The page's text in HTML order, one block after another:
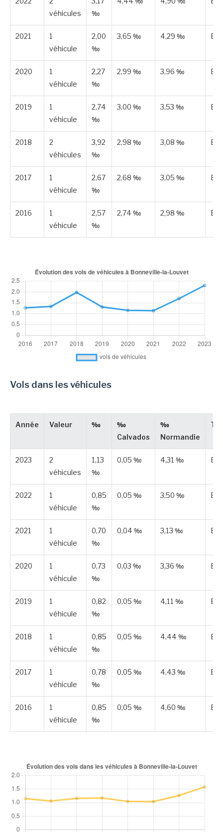
véhicules
‰
2021
1
véhicule
2,00
‰
3,65 ‰ 4,29 ‰
2020
1
véhicule
2,27
‰
2,99 ‰ 3,96 ‰
2019
1
véhicule
2,74
‰
3,00 ‰ 3,53 ‰
2018
2
véhicules
3,92
‰
2,98 ‰ 3,08 ‰
2017
1
véhicule
2,67
‰
2,68 ‰ 3,05 ‰
2016
1
véhicule
2,57
‰
2,74 ‰ 2,98 ‰
Vols dans les véhicules
Année Valeur ‰
‰
Calvados
‰
Normandie
2023
2
véhicules
1,13
‰
0,05 ‰ 4,31 ‰
2022
1
véhicule
0,85
‰
0,05 ‰ 3,50 ‰
2021
1
véhicule
0,70
‰
0,04 ‰ 3,13 ‰
2020
1
véhicule
0,73
‰
0,03 ‰ 3,36 ‰
2019
1
véhicule
0,82
‰
0,05 ‰ 4,11 ‰
2018
1
véhicule
0,85
‰
0,05 ‰ 4,44 ‰
2017
1
véhicule
0,78
‰
0,05 ‰ 4,43 ‰
2016
1
véhicule
0,85
‰
0,05 ‰ 4,60 ‰